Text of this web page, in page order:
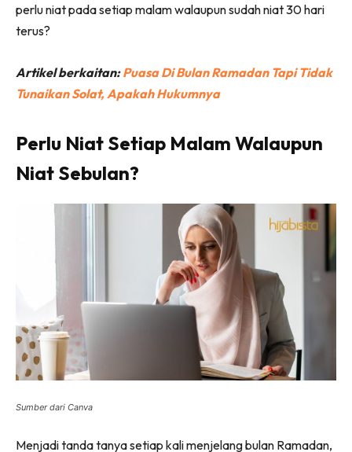
perlu niat pada setiap malam walaupun sudah niat 30 hari
terus?
Artikel berkaitan:Puasa Di Bulan Ramadan Tapi Tidak
Tunaikan Solat, Apakah Hukumnya
Perlu Niat Setiap Malam Walaupun
Niat Sebulan?
Sumber dari Canva
Menjadi tanda tanya setiap kali menjelang bulan Ramadan,